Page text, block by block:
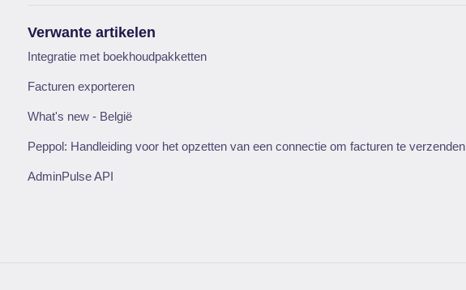
Verwante artikelen
Integratie met boekhoudpakketten
Facturen exporteren
What's new - België
Peppol: Handleiding voor het opzetten van een connectie om facturen te verzenden
AdminPulse API